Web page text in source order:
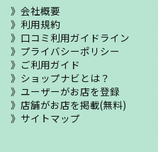
会社概要
利用規約
口コミ利用ガイドライン
プライバシーポリシー
ご利用ガイド
ショップナビとは？
ユーザーがお店を登録
店舗がお店を掲載(無料)
サイトマップ